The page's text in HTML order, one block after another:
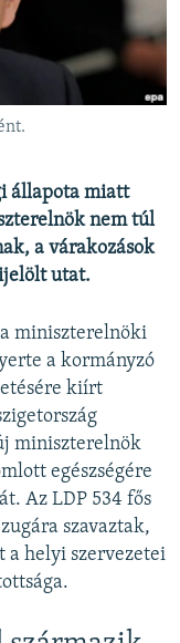
állapota miatt
nem túl
a várakozások
utat.
miniszterelnöki
a kormányzó
kiírt
miniszterelnök
egészségére
Az LDP 534 fős
szavaztak,
a helyi szervezetei